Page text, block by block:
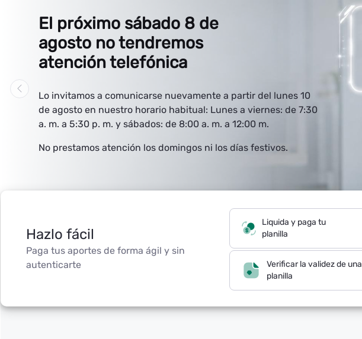
El próximo sábado 8 de
agosto no tendremos
atención telefónica
Lo invitamos a comunicarse nuevamente a partir del lunes 10
de agosto en nuestro horario habitual: Lunes a viernes: de 7:30
a. m. a 5:30 p. m. y sábados: de 8:00 a. m. a 12:00 m.
No prestamos atención los domingos ni los días festivos.
Hazlo fácil
Paga tus aportes de forma ágil y sin
autenticarte
Liquida y paga tu
planilla
Verificar la validez de una
planilla